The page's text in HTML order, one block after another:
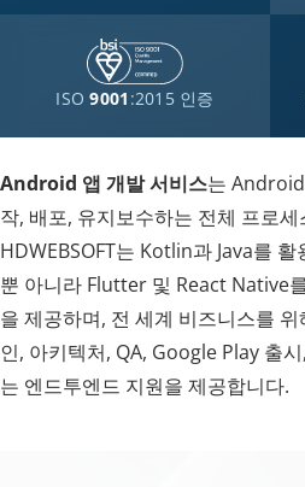
ISO9001 :2015 인증
Android 앱 개발 서비스는
작, 배포, 유지보수하는 전체 프로
HDWEBSOFT는 Kotlin과 Java를
뿐 아니라 Flutter 및 React Native
을 제공하며, 전 세계 비즈니스를
인, 아키텍처, QA, Google Play 출
는 엔드투엔드 지원을 제공합니다.